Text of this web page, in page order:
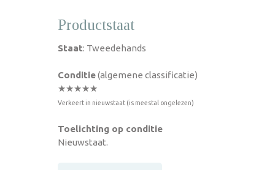
Productstaat
Staat: Tweedehands
Conditie(algemene classificatie)
★★★★★
Verkeert in nieuwstaat (is meestal ongelezen)
Toelichting op conditie
Nieuwstaat.